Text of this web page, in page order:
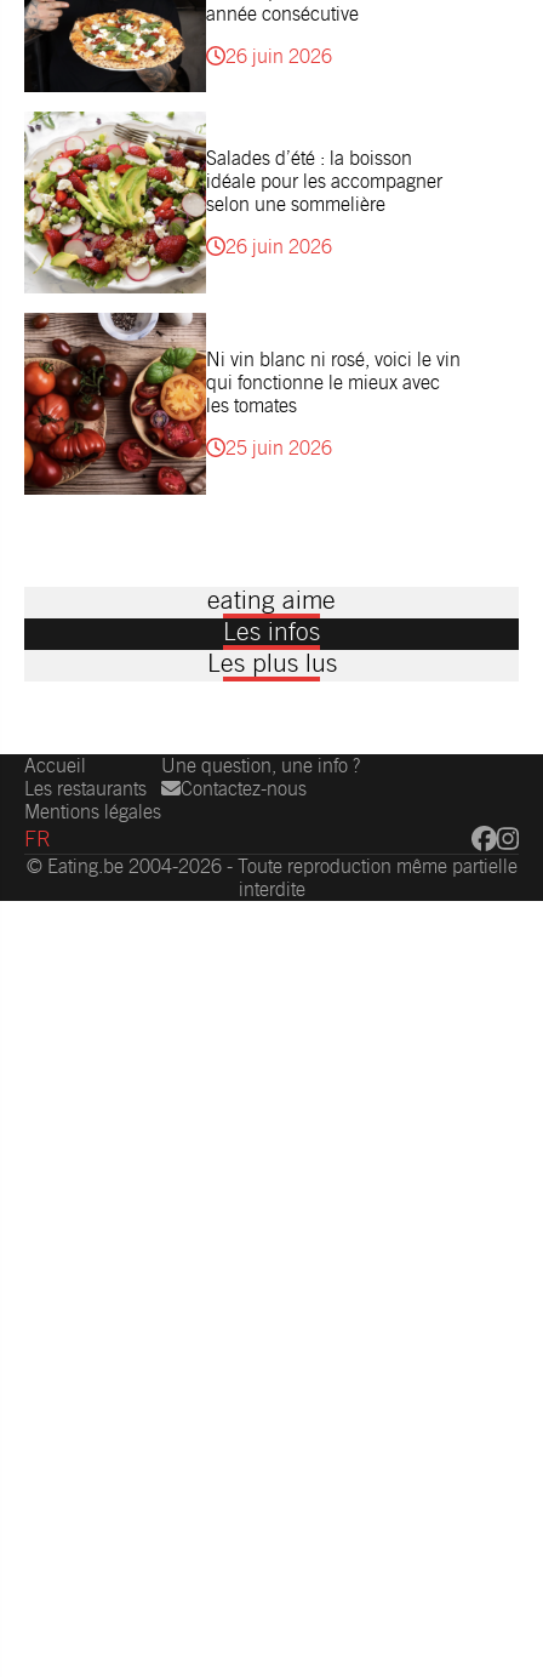
année consécutive
26 juin 2026
Salades d’été : la boisson
idéale pour les accompagner
selon une sommelière
26 juin 2026
Ni vin blanc ni rosé, voici le vin
qui fonctionne le mieux avec
les tomates
25 juin 2026
eating aime
Les infos
Les plus lus
Accueil
Les restaurants
Mentions légales
Une question, une info ?
Contactez-nous
FR
© Eating.be 2004-2026 - Toute reproduction même partielle
interdite